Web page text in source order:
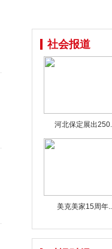
社会报道
河北保定展出
美克美家15周年